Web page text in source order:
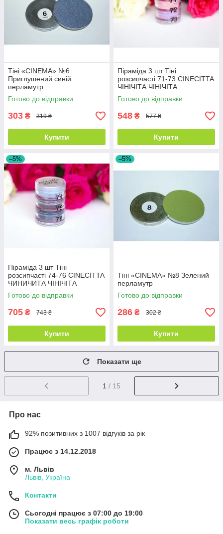
Тіні «CINEMA» №6
Приглушений синій
перламутр
Готово до відправки
303 ₴ 319 ₴
Купити
Піраміда 3 шт Тіні
розсипчасті 71-73 CINECITTA
ЧІНІЧІТА ЧІНІЧІТА
Готово до відправки
548 ₴ 577 ₴
Купити
–5%
Піраміда 3 шт Тіні
розсипчасті 74-76 CINECITTA
ЧИНИЧИТА ЧІНІЧІТА
Готово до відправки
705 ₴ 743 ₴
Купити
–5%
Тіні «CINEMA» №8 Зелений
перламутр
Готово до відправки
286 ₴ 302 ₴
Купити
Показати ще
1 / 15
Про нас
92% позитивних з 1007 відгуків за рік
Працює з 14.12.2018
м. Львів
Львів, Україна
Контакти
Сьогодні працює з 07:00 до 19:00
Показати весь графік роботи